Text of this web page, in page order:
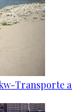
Transporte